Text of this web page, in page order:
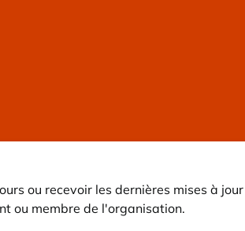
ou recevoir les dernières mises à
ou membre de l'organisation.